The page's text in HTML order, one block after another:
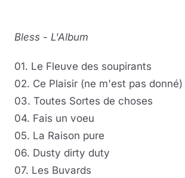
Bless - L'Album
01. Le Fleuve des soupirants
02. Ce Plaisir (ne m'est pas donné)
03. Toutes Sortes de choses
04. Fais un voeu
05. La Raison pure
06. Dusty dirty duty
07. Les Buvards